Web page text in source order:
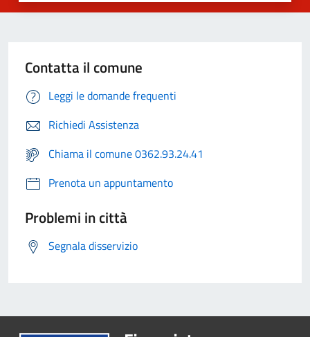
Contatta il comune
Leggi le domande frequenti
Richiedi Assistenza
Chiama il comune 0362.93.24.41
Prenota un appuntamento
Problemi in città
Segnala disservizio